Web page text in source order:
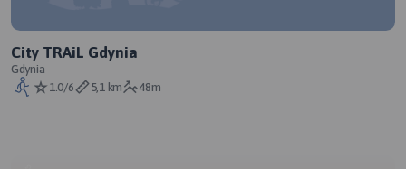
City TRAiL Gdynia
Gdynia
1.0/6
5,1 km 48m